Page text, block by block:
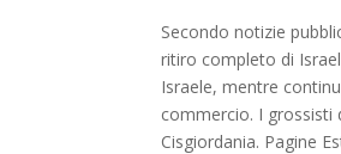
Secondo notizie
ritiro completo di
Israele, mentre
commercio. I grossisti
Cisgiordania. Pagine